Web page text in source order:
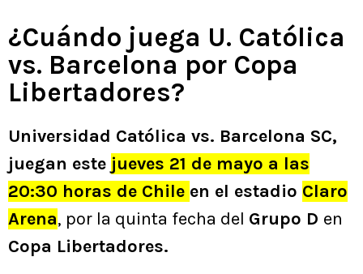
¿Cuándo juega U. Católica
vs. Barcelona por Copa
Libertadores?
Universidad Católica vs. Barcelona SC,
juegan este jueves 21 de mayo a las
20:30 horas de Chile en el estadio Claro
Arena, por la quinta fecha del Grupo D en
Copa Libertadores.